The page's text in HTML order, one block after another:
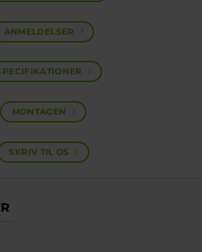
ANMELDELSER
MONTAGEN
SKRIV TIL OS